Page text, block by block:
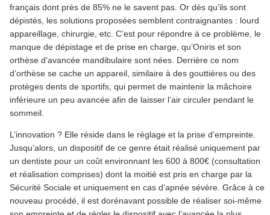
français dont près de 85% ne le savent pas. Or dès qu’ils sont
dépistés, les solutions proposées semblent contraignantes : lourd
appareillage, chirurgie, etc. C’est pour répondre à ce problème, le
manque de dépistage et de prise en charge, qu’Oniris et son
orthèse d’avancée mandibulaire sont nées. Derrière ce nom
d’orthèse se cache un appareil, similaire à des gouttières ou des
protèges dents de sportifs, qui permet de maintenir la mâchoire
inférieure un peu avancée afin de laisser l’air circuler pendant le
sommeil.
L’innovation ? Elle réside dans le réglage et la prise d’empreinte.
Jusqu’alors, un dispositif de ce genre était réalisé uniquement par
un dentiste pour un coût environnant les 600 à 800€ (consultation
et réalisation comprises) dont la moitié est pris en charge par la
Sécurité Sociale et uniquement en cas d’apnée sévère. Grâce à ce
nouveau procédé, il est dorénavant possible de réaliser soi-même